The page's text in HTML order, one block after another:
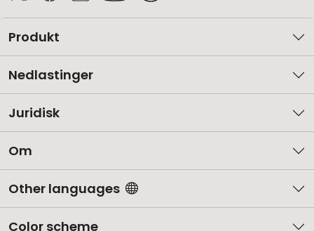
Produkt
Nedlastinger
Juridisk
Om
Other languages
Color scheme